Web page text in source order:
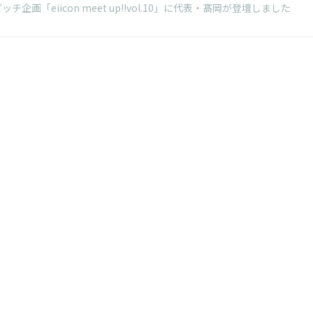
チ企画「eiicon meet up!!vol.10」に代表・髙岡が登壇しました